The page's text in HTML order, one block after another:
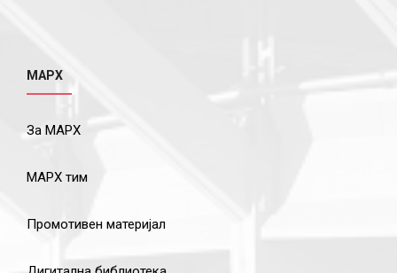
МАРХ
За МАРХ
МАРХ тим
Промотивен материјал